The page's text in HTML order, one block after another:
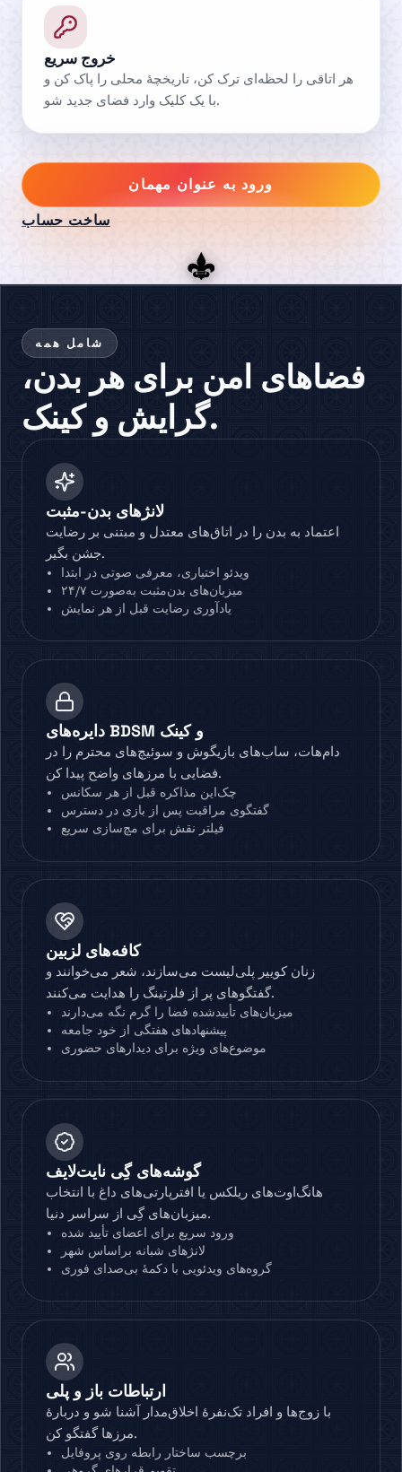
خروج سریع
هر اتاقی را لحظه‌ای ترک کن، تاریخچهٔ محلی را پاک کن و
با یک کلیک وارد فضای جدید شو.
ورود به عنوان مهمان
ساخت حساب
شامل همه
فضاهای امن برای هر بدن،
گرایش و کینک.
لانژهای بدن-مثبت
اعتماد به بدن را در اتاق‌های معتدل و مبتنی بر رضایت
جشن بگیر.
ویدئو اختیاری، معرفی صوتی در ابتدا
میزبان‌های بدن‌مثبت به‌صورت ۲۴/۷
یادآوری رضایت قبل از هر نمایش
دایره‌های BDSM و کینک
دام‌هات، ساب‌های بازیگوش و سوئیچ‌های محترم را در
فضایی با مرزهای واضح پیدا کن.
چک‌این مذاکره قبل از هر سکانس
گفتگوی مراقبت پس از بازی در دسترس
فیلتر نقش برای مچ‌سازی سریع
کافه‌های لزبین
زنان کوییر پلی‌لیست می‌سازند، شعر می‌خوانند و
گفتگوهای پر از فلرتینگ را هدایت می‌کنند.
میزبان‌های تأییدشده فضا را گرم نگه می‌دارند
پیشنهادهای هفتگی از خود جامعه
موضوع‌های ویژه برای دیدارهای حضوری
گوشه‌های گِی نایت‌لایف
هانگ‌اوت‌های ریلکس یا افترپارتی‌های داغ با انتخاب
میزبان‌های گِی از سراسر دنیا.
ورود سریع برای اعضای تأیید شده
لانژهای شبانه براساس شهر
گروه‌های ویدئویی با دکمهٔ بی‌صدای فوری
ارتباطات باز و پلی
با زوج‌ها و افراد تک‌نفرهٔ اخلاق‌مدار آشنا شو و دربارهٔ
مرزها گفتگو کن.
برچسب ساختار رابطه روی پروفایل